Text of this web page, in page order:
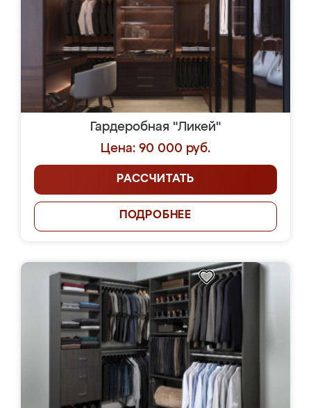
Гардеробная "Ликей"
Цена: 90 000 руб.
РАССЧИТАТЬ
ПОДРОБНЕЕ